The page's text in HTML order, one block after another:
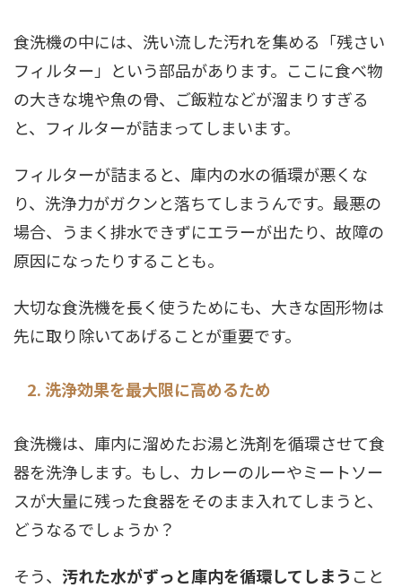
食洗機の中には、洗い流した汚れを集める「残さい
フィルター」という部品があります。ここに食べ物
の大きな塊や魚の骨、ご飯粒などが溜まりすぎる
と、フィルターが詰まってしまいます。
フィルターが詰まると、庫内の水の循環が悪くな
り、洗浄力がガクンと落ちてしまうんです。最悪の
場合、うまく排水できずにエラーが出たり、故障の
原因になったりすることも。
大切な食洗機を長く使うためにも、大きな固形物は
先に取り除いてあげることが重要です。
2. 洗浄効果を最大限に高めるため
食洗機は、庫内に溜めたお湯と洗剤を循環させて食
器を洗浄します。もし、カレーのルーやミートソー
スが大量に残った食器をそのまま入れてしまうと、
どうなるでしょうか？
そう、 汚れた水がずっと庫内を循環してしまう こと